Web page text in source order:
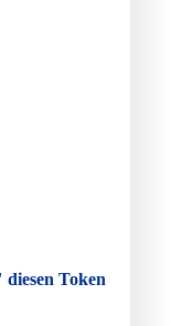
Token